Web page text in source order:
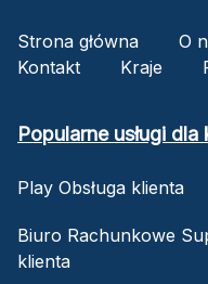
Strona główna O
Kontakt
Kraje
Popularne usługi
Play Obsługa klienta
Biuro Rachunkowe
klienta